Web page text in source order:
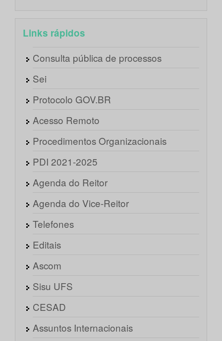
Links rápidos
Consulta pública de processos
Sei
Protocolo GOV.BR
Acesso Remoto
Procedimentos Organizacionais
PDI 2021-2025
Agenda do Reitor
Agenda do Vice-Reitor
Telefones
Editais
Ascom
Sisu UFS
CESAD
Assuntos Internacionais